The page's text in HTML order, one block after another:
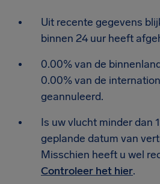
Uit recente gegevens
binnen 24 uur heeft
0.00% van de
0.00% van de
geannuleerd.
Is uw vlucht minder dan
geplande datum van
Misschien heeft u wel
Controleer het hier.